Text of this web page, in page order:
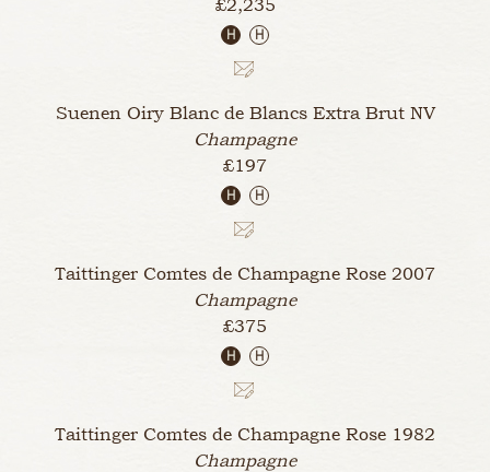
£2,235
H H
Suenen Oiry Blanc de Blancs Extra Brut NV
Champagne
£197
H H
Taittinger Comtes de Champagne Rose 2007
Champagne
£375
H H
Taittinger Comtes de Champagne Rose 1982
Champagne